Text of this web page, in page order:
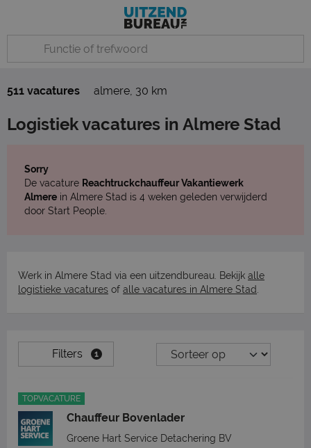
511 vacatures almere, 30 km
Logistiek vacatures in Almere Stad
Sorry
De vacature Reachtruckchauffeur Vakantiewerk
Almere in Almere Stad is 4 weken geleden verwijderd
door Start People.
Werk in Almere Stad via een uitzendbureau. Bekijk alle
logistieke vacatures of alle vacatures in Almere Stad
Filters 1
TOPVACATURE
Chauffeur Bovenlader
Groene Hart Service Detachering BV